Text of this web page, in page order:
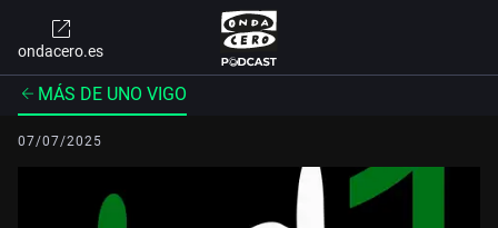
ondacero.es
MÁS DE UNO VIGO
07/07/2025